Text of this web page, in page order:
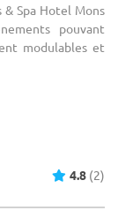
Spa Hotel Mons
pouvant
modulables et
4.8 (2)